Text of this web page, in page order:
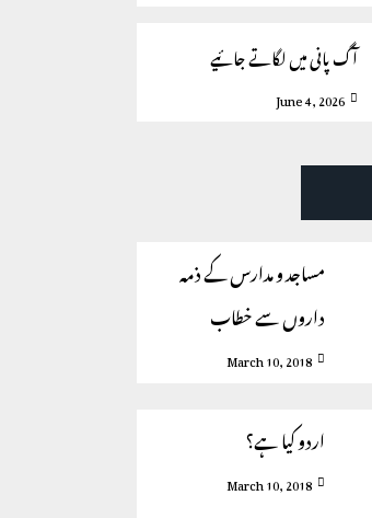
آگ پانی میں لگاتے جائیے
June 4, 2026
مساجد و مدارس کے ذمہ
داروں سے خطاب
March 10, 2018
اردو کیا ہے؟
March 10, 2018